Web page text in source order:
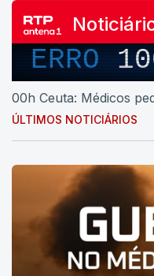
ERRO
00h Ceuta: Médicos
ÚLTIMOS NOTICIÁRIOS